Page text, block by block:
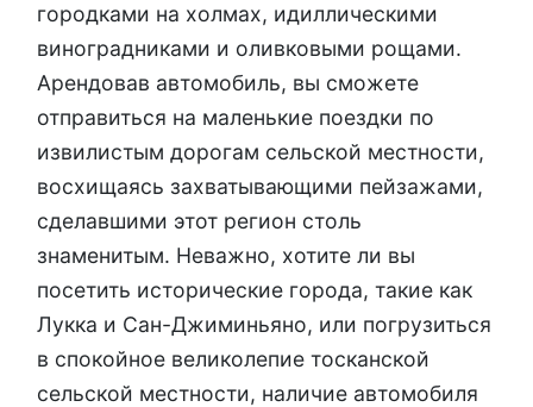
городками на холмах, идиллическими
виноградниками и оливковыми рощами.
Арендовав автомобиль, вы сможете
отправиться на маленькие поездки по
извилистым дорогам сельской местности,
восхищаясь захватывающими пейзажами,
сделавшими этот регион столь
знаменитым. Неважно, хотите ли вы
посетить исторические города, такие как
Лукка и Сан-Джиминьяно, или погрузиться
в спокойное великолепие тосканской
сельской местности, наличие автомобиля